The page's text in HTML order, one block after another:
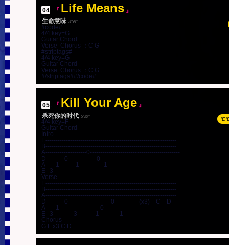
view all tab from this LP in 1 page
04. 『 Life Means 』
生命意味 3'58''
#code#
4/4 key=G
Guitar Chord
Verse  Chorus ：C G
#striptags#
4/4 key=G
Guitar Chord
Verse  Chorus ：C G
#/striptags##/code#
05. 『 Kill Your Age 』
杀死你的时代 5'30''
4/4 key=F
Guitar Chord
Intro
E----------------------------------------------------------------
B----------------------------------------------------------------
A--------------------0--------------------------------------------
D---------0--------------0-----------------------------------------
A-----1--------1------------1-------------------------------------
E--3--------------------------------------------------------------
Verse
E----------------------------------------------------------------
B----------------------------------------------------------------
A----------------------------------------------------------------
D---------0---------------------0------------(x3)---C---D----------------
A-----1--------------------0-------------------------------------
E--3----------3---------1----------1---------------------------------
Chorus
G F x3 C D